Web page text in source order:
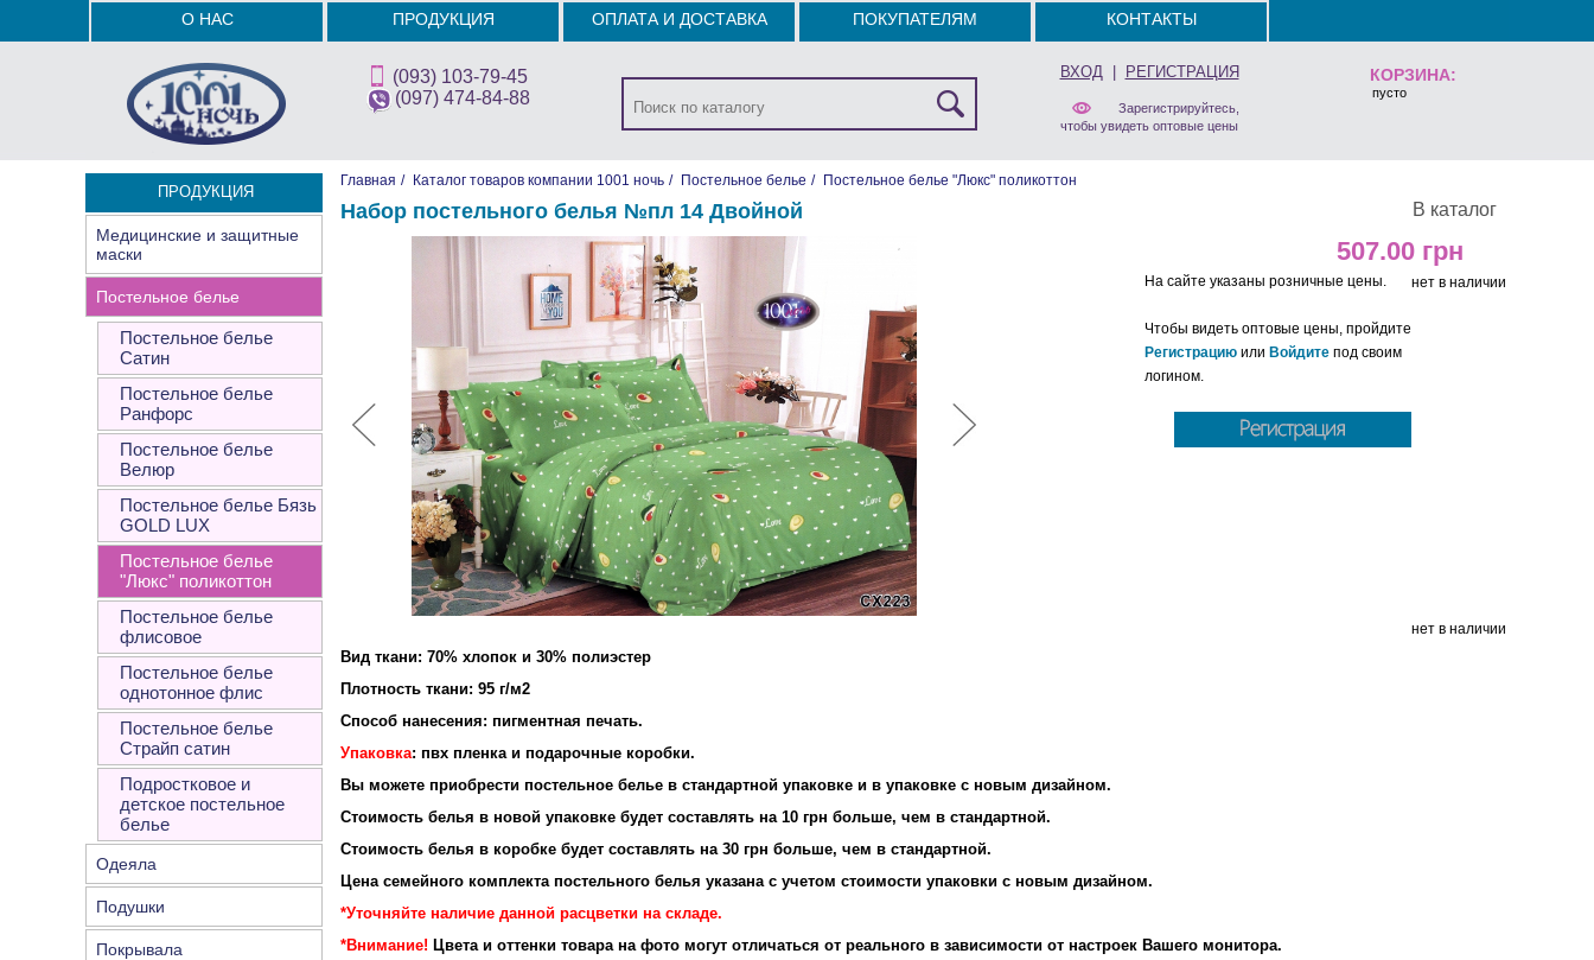
КОРЗИНА:
пусто
О НАС ПРОДУКЦИЯ ОПЛАТА И ДОСТАВКА ПОКУПАТЕЛЯМ КОНТАКТЫ
(093) 103-79-45
(097) 474-84-88
ВХОД| РЕГИСТРАЦИЯ
Зарегистрируйтесь,
чтобы увидеть оптовые цены
ПРОДУКЦИЯ
Медицинские и защитные
маски
Постельное белье
Постельное белье
Сатин
Постельное белье
Ранфорс
Постельное белье
Велюр
Постельное белье Бязь
GOLD LUX
Постельное белье
"Люкс" поликоттон
Постельное белье
флисовое
Постельное белье
однотонное флис
Постельное белье
Страйп сатин
Подростковое и
детское постельное
белье
Одеяла
Подушки
Покрывала
Главная / Каталог товаров компании 1001 ночь / Постельное белье / Постельное белье "Люкс" поликоттон
В каталог
Набор постельного белья №пл 14 Двойной
507.00
нет в наличии
На сайте указаны розничные цены.
Чтобы видеть оптовые цены, пройдите
Регистрацию или Войдите под своим
логином.
нет в наличии
Вид ткани: 70% хлопок и 30% полиэстер
Плотность ткани: 95 г/м2
Способ нанесения: пигментная печать.
Упаковка: пвх пленка и подарочные коробки.
Вы можете приобрести постельное белье в стандартной упаковке и в упаковке с новым дизайном.
Стоимость белья в новой упаковке будет составлять на 10 грн больше, чем в стандартной.
Стоимость белья в коробке будет составлять на 30 грн больше, чем в стандартной.
Цена семейного комплекта постельного белья указана с учетом стоимости упаковки с новым дизайном.
*Уточняйте наличие данной расцветки на складе.
*Внимание! Цвета и оттенки товара на фото могут отличаться от реального в зависимости от настроек Вашего монитора.